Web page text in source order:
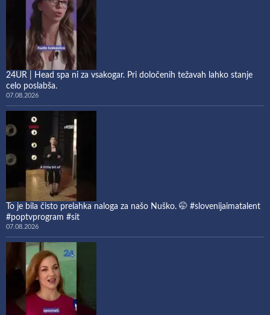
24UR | Head spa ni za vsakogar. Pri določenih težavah lahko stanje
celo poslabša.
07.08.2026
To je bila čisto prelahka naloga za našo Nuško. 🤭 #slovenijaimatalent
#poptvprogram #sit
07.08.2026